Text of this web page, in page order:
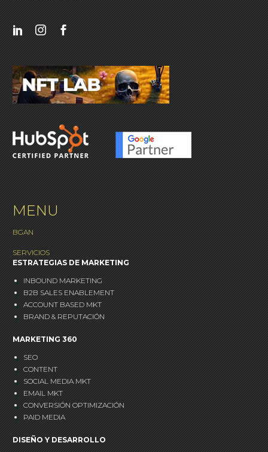
MENU
BGAN
SERVICIOS
ESTRATEGIAS DE MARKETING
INBOUND MARKETING
B2B SALES ENABLEMENT
ACCOUNT BASED MKT
BRAND & REPUTACIÓN
MARKETING 360
SEO
CONTENT
SOCIAL MEDIA MKT
EMAIL MKT
CONVERSIÓN OPTIMIZACIÓN
PAID MEDIA
DISEÑO Y DESARROLLO